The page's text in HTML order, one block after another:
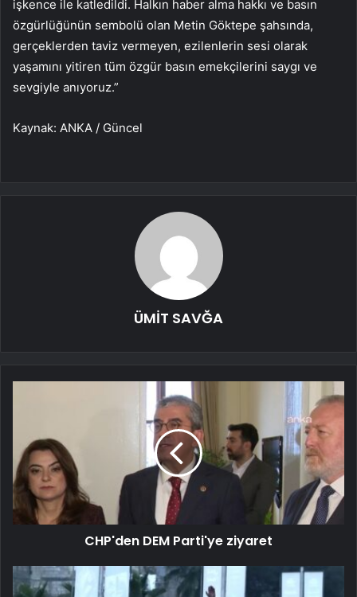
işkence ile katledildi. Halkın haber alma hakkı ve basın
özgürlüğünün sembolü olan Metin Göktepe şahsında,
gerçeklerden taviz vermeyen, ezilenlerin sesi olarak
yaşamını yitiren tüm özgür basın emekçilerini saygı ve
sevgiyle anıyoruz.”
Kaynak: ANKA / Güncel
ÜMİT SAVĞA
CHP'den DEM Parti'ye ziyaret